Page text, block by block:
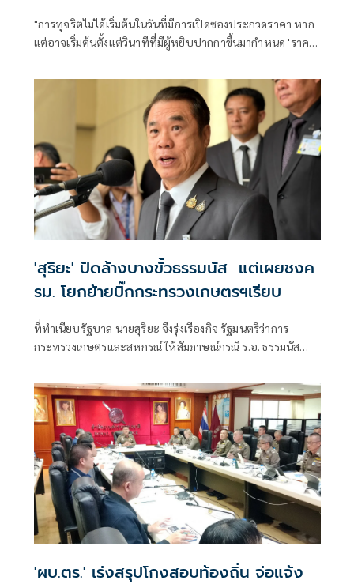
"การทุจริตไม่ได้เริ่มต้นในวันที่มีการเปิดซองประกวดราคา หาก
แต่อาจเริ่มต้นตั้งแต่วินาทีที่มีผู้หยิบปากกาขึ้นมากำหนด 'ราคา
'สุริยะ' ปัดล้างบางขั้วธรรมนัส แต่เผยชงค
รม. โยกย้ายบิ๊กกระทรวงเกษตรฯเรียบ
ที่ทำเนียบรัฐบาล นายสุริยะ จึงรุ่งเรืองกิจ รัฐมนตรีว่าการ
กระทรวงเกษตรและสหกรณ์ ให้สัมภาษณ์กรณี ร.อ. ธรรมนัส
'ผบ.ตร.' เร่งสรุปโกงสอบท้องถิ่น จ่อแจ้ง